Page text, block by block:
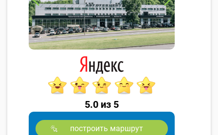
5.0 из 5
построить маршрут